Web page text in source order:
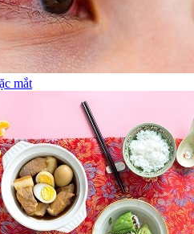
mắt